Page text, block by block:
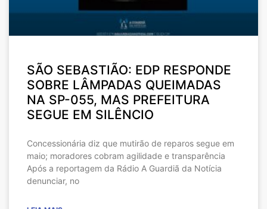
SÃO SEBASTIÃO: EDP RESPONDE
SOBRE LÂMPADAS QUEIMADAS
NA SP-055, MAS PREFEITURA
SEGUE EM SILÊNCIO
Concessionária diz que mutirão de reparos segue em
maio; moradores cobram agilidade e transparência
Após a reportagem da Rádio A Guardiã da Notícia
denunciar, no